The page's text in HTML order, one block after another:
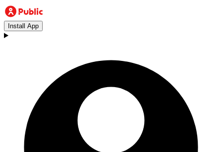
Install App